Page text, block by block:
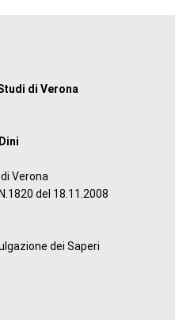
di Verona
Verona
del 18.11.2008
dei Saperi